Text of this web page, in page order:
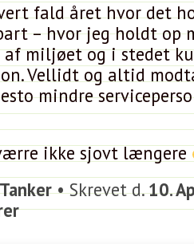
fald året hvor det
– hvor jeg holdt op
af miljøet og i stedet
Vellidt og altid
mindre
ikke sjovt længere
Tanker• Skrevet d.10.